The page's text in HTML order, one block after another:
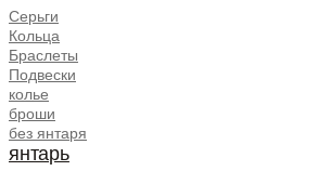
Серьги
Кольца
Браслеты
Подвески
колье
броши
без янтаря
янтарь